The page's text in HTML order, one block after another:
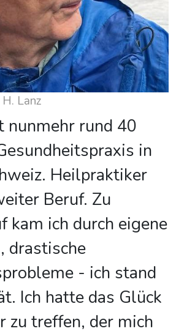
Lanz
nunmehr rund 40
in
Heilpraktiker
Beruf. Zu
kam ich durch eigene
drastische
- ich stand
Ich hatte das Glück
zu treffen, der mich